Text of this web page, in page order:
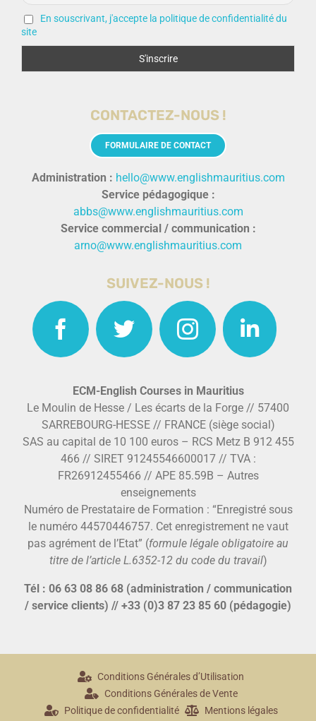
En souscrivant, j'accepte la politique de confidentialité du
site
CONTACTEZ-NOUS !
FORMULAIRE DE CONTACT
Administration : hello@www.englishmauritius.com
Service pédagogique :
abbs@www.englishmauritius.com
Service commercial / communication :
arno@www.englishmauritius.com
SUIVEZ-NOUS !
ECM-English Courses in Mauritius
Le Moulin de Hesse / Les écarts de la Forge // 57400
SARREBOURG-HESSE // FRANCE (siège social)
SAS au capital de 10 100 euros – RCS Metz B 912 455
466 // SIRET 91245546600017 // TVA :
FR26912455466 // APE 85.59B – Autres
enseignements
Numéro de Prestataire de Formation : “Enregistré sous
le numéro 44570446757. Cet enregistrement ne vaut
pas agrément de l’Etat” (formule légale obligatoire au
titre de l’article L.6352-12 du code du travail)
Tél : 06 63 08 86 68 (administration / communication
/ service clients) // +33 (0)3 87 23 85 60 (pédagogie)
Conditions Générales d’Utilisation
Conditions Générales de Vente
Politique de confidentialité
Mentions légales